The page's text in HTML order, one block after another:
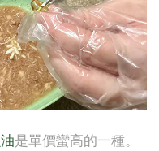
是單價蠻高的一種。